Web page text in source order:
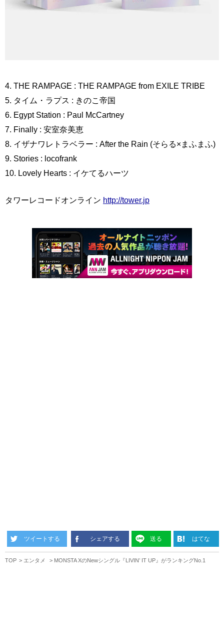
4. THE RAMPAGE : THE RAMPAGE from EXILE TRIBE
5. タイム・ラプス : きのこ帝国
6. Egypt Station : Paul McCartney
7. Finally : 安室奈美恵
8. イザナワレトラベラー : After the Rain (そらる×まふまふ)
9. Stories : locofrank
10. Lovely Hearts : イケてるハーツ
タワーレコードオンライン http://tower.jp
ツイートする シェアする 送る はてな
TOP エンタメ MONSTA XのNewシングル『LIVIN’ IT UP』がランキングNo.1